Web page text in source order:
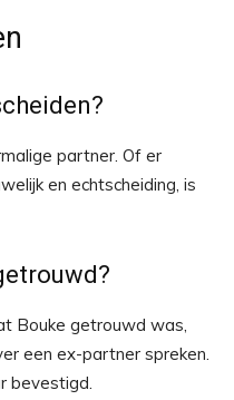
partner. Of er
en echtscheiding, is
Bouke getrouwd was,
een ex-partner spreken.
bevestigd.